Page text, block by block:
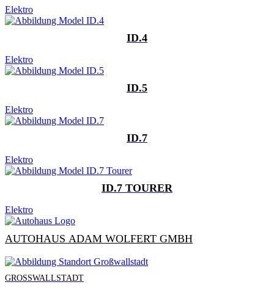
Elektro
ID.4
Elektro
ID.5
Elektro
ID.7
Elektro
ID.7 TOURER
Elektro
AUTOHAUS ADAM WOLFERT GMBH
GROSSWALLSTADT